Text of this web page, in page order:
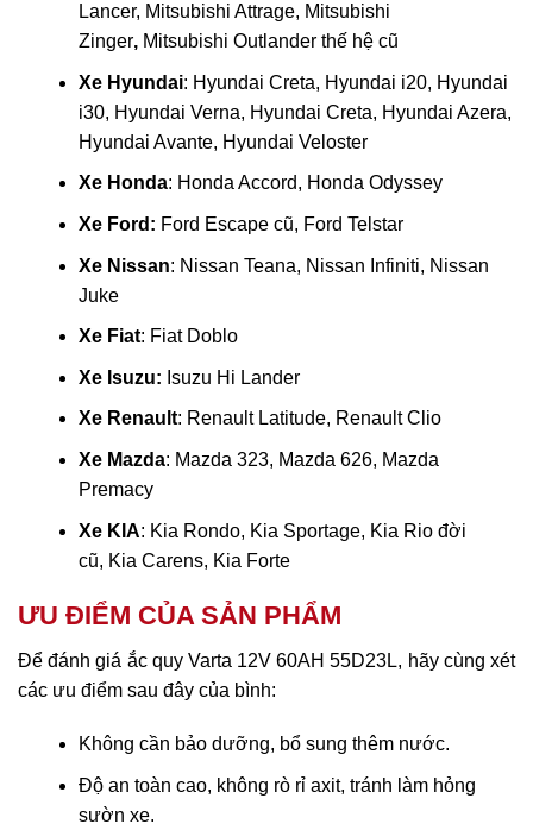
Lancer, Mitsubishi Attrage, Mitsubishi
Zinger, Mitsubishi Outlander thế hệ cũ
Xe Hyundai: Hyundai Creta, Hyundai i20, Hyundai
i30, Hyundai Verna, Hyundai Creta, Hyundai Azera,
Hyundai Avante, Hyundai Veloster
Xe Honda: Honda Accord, Honda Odyssey
Xe Ford: Ford Escape cũ, Ford Telstar
Xe Nissan: Nissan Teana, Nissan Infiniti, Nissan
Juke
Xe Fiat: Fiat Doblo
Xe Isuzu: Isuzu Hi Lander
Xe Renault: Renault Latitude, Renault Clio
Xe Mazda: Mazda 323, Mazda 626, Mazda
Premacy
Xe KIA: Kia Rondo, Kia Sportage, Kia Rio đời
cũ, Kia Carens, Kia Forte
ƯU ĐIỂM CỦA SẢN PHẨM
Để đánh giá ắc quy Varta 12V 60AH 55D23L, hãy cùng xét
các ưu điểm sau đây của bình:
Không cần bảo dưỡng, bổ sung thêm nước.
Độ an toàn cao, không rò rỉ axit, tránh làm hỏng
sườn xe.